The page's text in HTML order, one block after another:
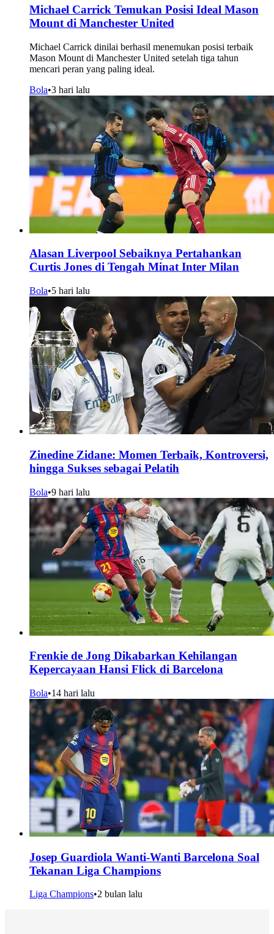
Michael Carrick Temukan Posisi Ideal Mason
Mount di Manchester United
Michael Carrick dinilai berhasil menemukan posisi terbaik
Mason Mount di Manchester United setelah tiga tahun
mencari peran yang paling ideal.
Bola•3 hari lalu
Alasan Liverpool Sebaiknya Pertahankan
Curtis Jones di Tengah Minat Inter Milan
Bola•5 hari lalu
Zinedine Zidane: Momen Terbaik, Kontroversi,
hingga Sukses sebagai Pelatih
Bola•9 hari lalu
Frenkie de Jong Dikabarkan Kehilangan
Kepercayaan Hansi Flick di Barcelona
Bola•14 hari lalu
Josep Guardiola Wanti-Wanti Barcelona Soal
Tekanan Liga Champions
Liga Champions•2 bulan lalu